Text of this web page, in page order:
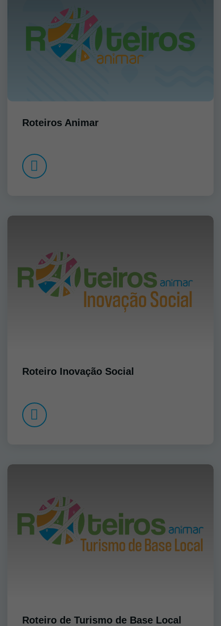
Roteiros Animar
Roteiro Inovação Social
Roteiro de Turismo de Base Local